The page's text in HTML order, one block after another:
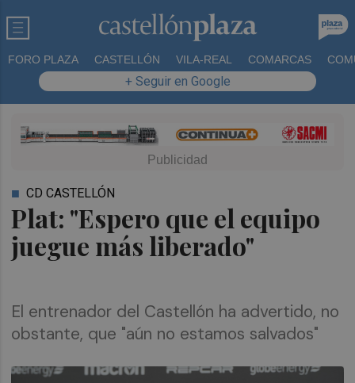
FORO PLAZA CASTELLÓN VILA-REAL COMARCAS
+ Seguir en Google
Plat: "Espero que el equipo
juegue más liberado"
CD CASTELLÓN
El entrenador del Castellón ha advertido, no
obstante, que "aún no estamos salvados"